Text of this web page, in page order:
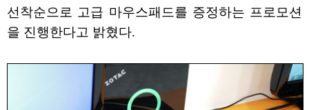
선착순으로 고급 마우스패드를 증정하는 프로모션
을 진행한다고 밝혔다.